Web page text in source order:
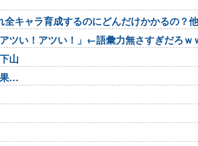
キャラ育成するのにどんだけかかるの？他
ツい！アツい！」←語彙力無さすぎだろｗ
山
果…